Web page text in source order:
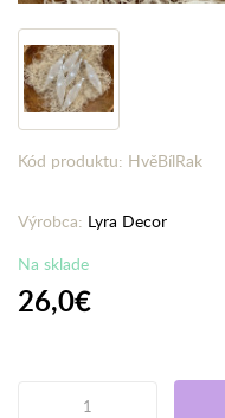
Kód produktu: HvěBílRak
Výrobca: Lyra Decor
Na sklade
26,0€